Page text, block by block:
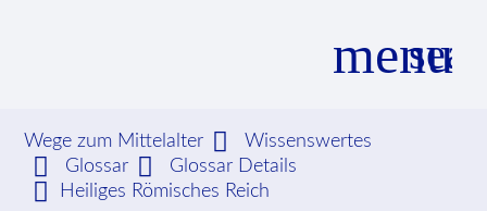
menu
Suchbegriffe
Wege zum Mittelalter
Wissenswertes
Glossar
Glossar Details
Heiliges Römisches Reich